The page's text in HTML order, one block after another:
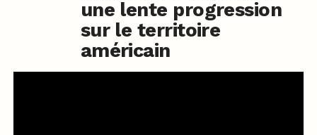
une lente progression
sur le territoire
américain